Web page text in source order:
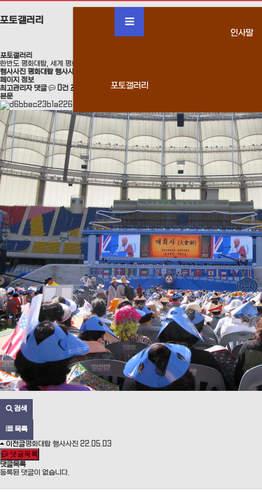
인사말
포토갤러리
포토갤러리
포토갤러리
한반도 평화대탑, 세계 평화대탑 건립
행사사진 평화대탑 행사사진
페이지 정보
최고관리자 댓글 0건 조회 1,390회
22-05-03 10:29
본문
검색
목록
이전글평화대탑 행사사진 22.05.03
댓글목록
댓글목록
등록된 댓글이 없습니다.